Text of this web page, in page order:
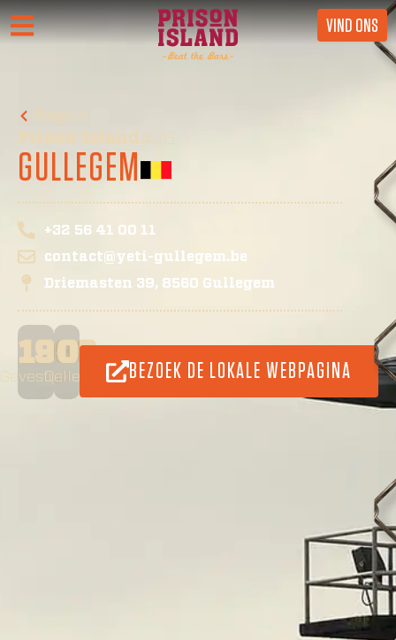
VIND ONS
Belgium
Prison Island#26
GULLEGEM
+32 56 41 00 11
contact@yeti-gullegem.be
Driemasten 39, 8560 Gullegem
Gevestigd
1990
Cellen
0
BEZOEK DE LOKALE WEBPAGINA